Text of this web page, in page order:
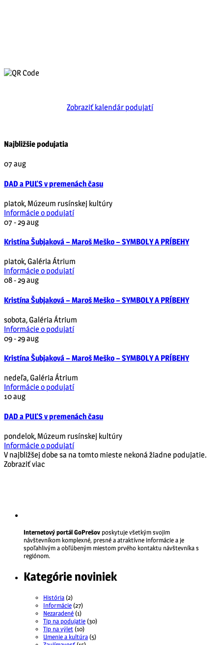
Zobraziť kalendár podujatí
Najbližšie podujatia
07 aug
DAD a PUĽS v premenách času
piatok, Múzeum rusínskej kultúry
Informácie o podujatí
07 - 29aug
Kristína Šubjaková – Maroš Meško – SYMBOLY A PRÍBEHY
piatok,Galéria Átrium
Informácie o podujatí
08 - 29aug
Kristína Šubjaková – Maroš Meško – SYMBOLY A PRÍBEHY
sobota,Galéria Átrium
Informácie o podujatí
09 - 29aug
Kristína Šubjaková – Maroš Meško – SYMBOLY A PRÍBEHY
nedeľa,Galéria Átrium
Informácie o podujatí
10aug
DAD a PUĽS v premenách času
pondelok, Múzeum rusínskej kultúry
Informácie o podujatí
V najbližšej dobe sa na tomto mieste nekoná žiadne podujatie.
Zobraziť viac
Internetový portál GoPrešov poskytuje všetkým svojim
návštevníkom komplexné, presné a atraktívne informácie a je
spoľahlivým a obľúbeným miestom prvého kontaktu návštevníka s
regiónom.
Kategórie noviniek
História(2)
Informácie(27)
Nezaradené(1)
Tip na podujatie(30)
Tip na výlet(10)
Umenie a kultúra(5)